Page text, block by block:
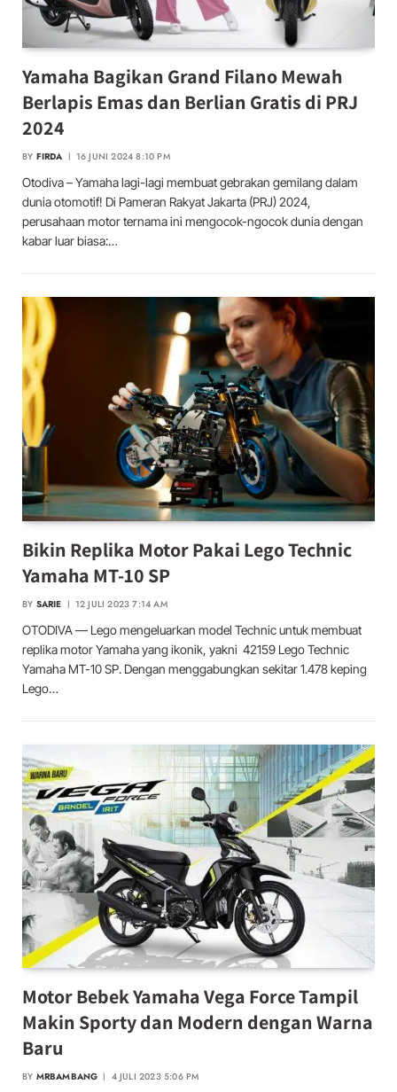
Yamaha Bagikan Grand Filano Mewah
Berlapis Emas dan Berlian Gratis di PRJ
2024
BY FIRDA 16 JUNI 2024 8:10 PM
Otodiva – Yamaha lagi-lagi membuat gebrakan gemilang dalam
dunia otomotif! Di Pameran Rakyat Jakarta (PRJ) 2024,
perusahaan motor ternama ini mengocok-ngocok dunia dengan
kabar luar biasa:…
Bikin Replika Motor Pakai Lego Technic
Yamaha MT-10 SP
BY SARIE 12 JULI 2023 7:14 AM
OTODIVA — Lego mengeluarkan model Technic untuk membuat
replika motor Yamaha yang ikonik, yakni 42159 Lego Technic
Yamaha MT-10 SP. Dengan menggabungkan sekitar 1.478 keping
Lego…
Motor Bebek Yamaha Vega Force Tampil
Makin Sporty dan Modern dengan Warna
Baru
BY MRBAMBANG 4 JULI 2023 5:06 PM